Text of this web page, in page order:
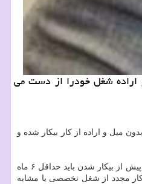
و اراده شغل خودرا از دست می
است كه بدون میل و اراده از كار بیكار شده و
پرداخت می شود، به تشریح مراحل دریافت بیمه بیكاری پرداخت و اظهار داشت: بیمه شده پیش از بیكار شدن باید حداقل ۶ ماه
مجدد از شغل تخصصی یا مشابه